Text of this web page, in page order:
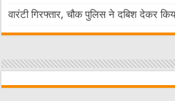
वारंटी गिरफ्तार, चौक पुलिस ने दबिश देकर